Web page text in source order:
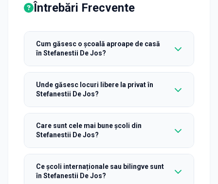
Întrebări Frecvente
Cum găsesc o școală aproape de casă
în Stefanestii De Jos?
Unde găsesc locuri libere la privat în
Stefanestii De Jos?
Care sunt cele mai bune școli din
Stefanestii De Jos?
Ce școli internaționale sau bilingve sunt
în Stefanestii De Jos?